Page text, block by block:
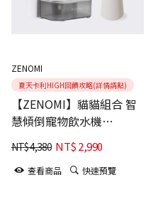
ZENOMI
夏天卡利HIGH回饋攻略(詳情請點)
【ZENOMI】貓貓組合 智
慧傾倒寵物飲水機
NT$4,380 NT$2,990
查看商品 快速預覽